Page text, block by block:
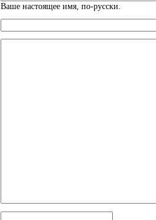
Ваше настоящее имя, по-русски.